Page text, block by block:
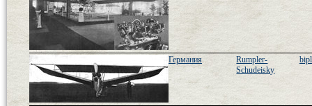
Германия
Rumpler-
Schudeisky